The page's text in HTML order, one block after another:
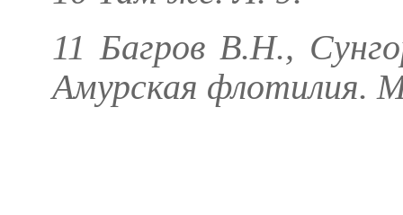
11 Багров В.Н.,
Амурская флотилия.